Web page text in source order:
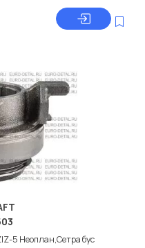
5 Неоплан,Сетра бус